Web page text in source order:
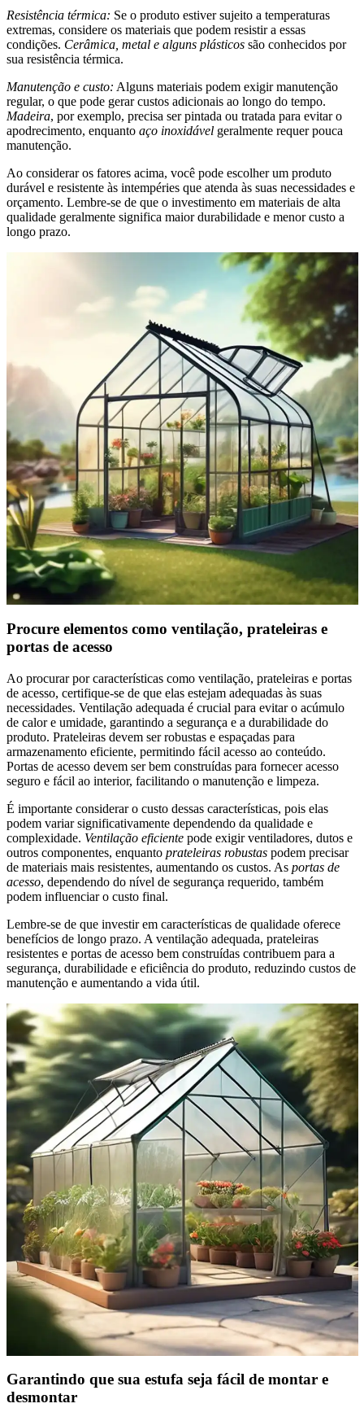
Resistência térmica: Se o produto estiver sujeito a temperaturas
extremas, considere os materiais que podem resistir a essas
condições. Cerâmica, metal e alguns plásticossão conhecidos por
sua resistência térmica.
Manutenção e custo: Alguns materiais podem exigir manutenção
regular, o que pode gerar custos adicionais ao longo do tempo.
Madeira, por exemplo, precisa ser pintada ou tratada para evitar o
apodrecimento, enquanto aço inoxidávelgeralmente requer pouca
manutenção.
Ao considerar os fatores acima, você pode escolher um produto
durável e resistente às intempéries que atenda às suas necessidades e
orçamento. Lembre-se de que o investimento em materiais de alta
qualidade geralmente significa maior durabilidade e menor custo a
longo prazo.
Procure elementos como ventilação, prateleiras e
portas de acesso
Ao procurar por características como ventilação, prateleiras e portas
de acesso, certifique-se de que elas estejam adequadas às suas
necessidades. Ventilação adequada é crucial para evitar o acúmulo
de calor e umidade, garantindo a segurança e a durabilidade do
produto. Prateleiras devem ser robustas e espaçadas para
armazenamento eficiente, permitindo fácil acesso ao conteúdo.
Portas de acesso devem ser bem construídas para fornecer acesso
seguro e fácil ao interior, facilitando o manutenção e limpeza.
É importante considerar o custo dessas características, pois elas
podem variar significativamente dependendo da qualidade e
complexidade. Ventilação eficiente pode exigir ventiladores, dutos e
outros componentes, enquanto prateleiras robustaspodem precisar
de materiais mais resistentes, aumentando os custos. As portas de
acesso, dependendo do nível de segurança requerido, também
podem influenciar o custo final.
Lembre-se de que investir em características de qualidade oferece
benefícios de longo prazo. A ventilação adequada, prateleiras
resistentes e portas de acesso bem construídas contribuem para a
segurança, durabilidade e eficiência do produto, reduzindo custos de
manutenção e aumentando a vida útil.
Garantindo que sua estufa seja fácil de montar e
desmontar